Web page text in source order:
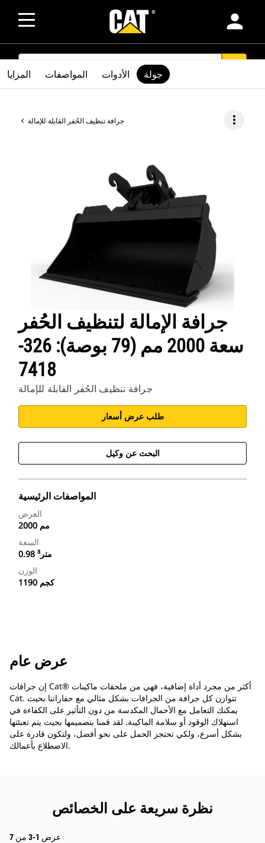
person
SEARCH
جرافة تنظيف الحُفر القابلة للإمالة more_vert
جرافة الإمالة لتنظيف الحُفر
سعة 2000 مم (79 بوصة): 326-
7418
جرافة تنظيف الحُفر القابلة للإمالة
طلب عرض أسعار
البحث عن وكيل
المواصفات الرئيسية
العرض
2000 مم
السعة
0.98 متر³
الوزن
1190 كجم
المزايا المواصفات الأدوات جولة
عرض عام
إن جرافات Cat®‎ أكثر من مجرد أداة إضافية، فهي من ملحقات ماكينات
Cat. تتوازن كل جرافة من الجرافات بشكل مثالي مع حفاراتنا بحيث
يمكنك التعامل مع الأحمال المكدسة من دون التأثير على الكفاءة في
استهلاك الوقود أو سلامة الماكينة. لقد قمنا بتصميمها بحيث يتم تعبئتها
بشكل أسرع، ولكي تحتجز الحمل على نحو أفضل، ولتكون قادرة على
الاضطلاع بأعمالك.
نظرة سريعة على الخصائص
عرض 1-3 من 7